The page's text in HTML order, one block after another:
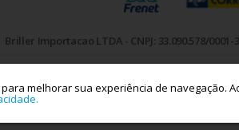
melhorar sua experiência de navegação.
Briller Importacao LTDA - CNPJ: 33.090.578/
Crie sua loja virtual com